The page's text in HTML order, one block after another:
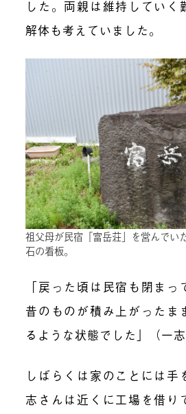
した。両親は維持していく
解体も考えていました。
祖父母が民宿「富岳荘」を営んでい
石の看板。
「戻った頃は民宿も閉ま
昔のものが積み上がったま
るような状態でした」（一志
しばらくは家のことには手
志さんは近くに工場を借り